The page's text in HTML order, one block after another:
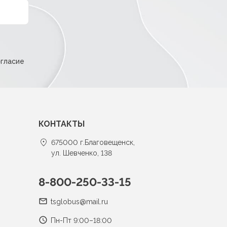
КОНТАКТЫ
675000 г.Благовещенск,
ул. Шевченко, 138
8-800-250-33-15
tsglobus@mail.ru
Пн-Пт 9:00–18:00